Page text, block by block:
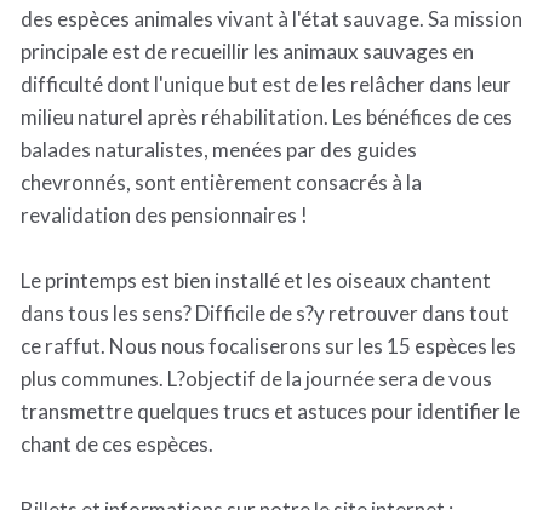
des espèces animales vivant à l'état sauvage. Sa mission
principale est de recueillir les animaux sauvages en
difficulté dont l'unique but est de les relâcher dans leur
milieu naturel après réhabilitation. Les bénéfices de ces
balades naturalistes, menées par des guides
chevronnés, sont entièrement consacrés à la
revalidation des pensionnaires !
Le printemps est bien installé et les oiseaux chantent
dans tous les sens? Difficile de s?y retrouver dans tout
ce raffut. Nous nous focaliserons sur les 15 espèces les
plus communes. L?objectif de la journée sera de vous
transmettre quelques trucs et astuces pour identifier le
chant de ces espèces.